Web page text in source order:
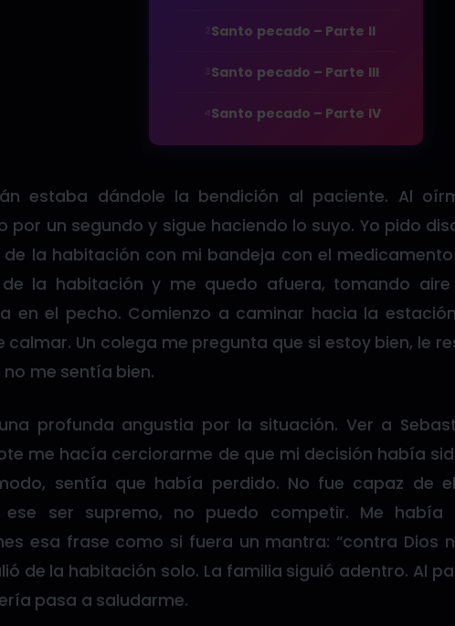
Santo pecado – Parte II
Santo pecado – Parte III
Santo pecado – Parte IV
estaba dándole la bendición al paciente. Al
por un segundo y sigue haciendo lo suyo. Yo pido
la habitación con mi bandeja con el
la habitación y me quedo afuera, tomando
en el pecho. Comienzo a caminar hacia la
calmar. Un colega me pregunta que si estoy bien, le
me sentía bien.
profunda angustia por la situación. Ver a
me hacía cerciorarme de que mi decisión había
sentía que había perdido. No fue capaz de
ese ser supremo, no puedo competir. Me había
esa frase como si fuera un mantra: “contra Dios
de la habitación solo. La familia siguió adentro. Al
pasa a saludarme.